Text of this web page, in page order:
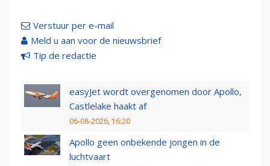
Verstuur per e-mail
Meld u aan voor de nieuwsbrief
Tip de redactie
easyJet wordt overgenomen door Apollo,
Castlelake haakt af
06-08-2026, 16:20
Apollo geen onbekende jongen in de
luchtvaart